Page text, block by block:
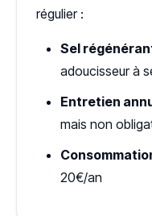
régulier :
Sel
adoucisseur à
Entretien
mais non
20€/an